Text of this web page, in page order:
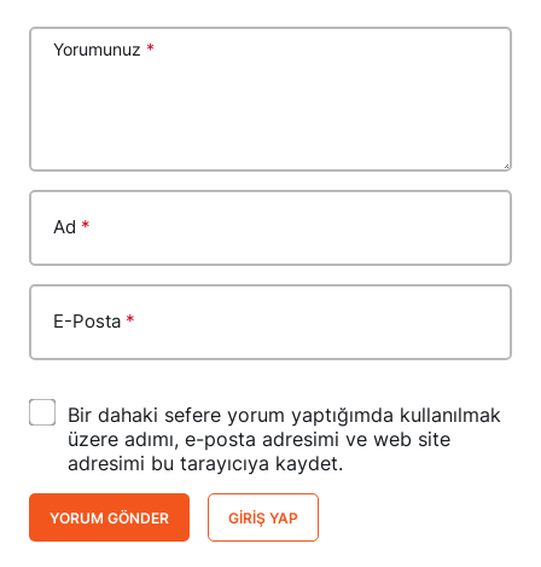
Yorumunuz *
Ad *
E-Posta *
Bir dahaki sefere yorum yaptığımda kullanılmak
üzere adımı, e-posta adresimi ve web site
adresimi bu tarayıcıya kaydet.
YORUM GÖNDER GIRIŞ YAP